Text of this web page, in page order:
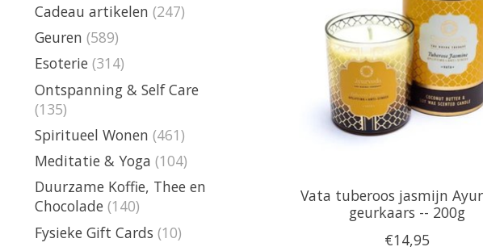
Cadeau artikelen (247)
Geuren (589)
Esoterie (314)
Ontspanning & Self Care
(135)
Spiritueel Wonen (461)
Meditatie & Yoga (104)
Duurzame Koffie, Thee en
Chocolade (140)
Fysieke Gift Cards (10)
Vata tuberoos jasmijn
geurkaars -- 200g
€14,95